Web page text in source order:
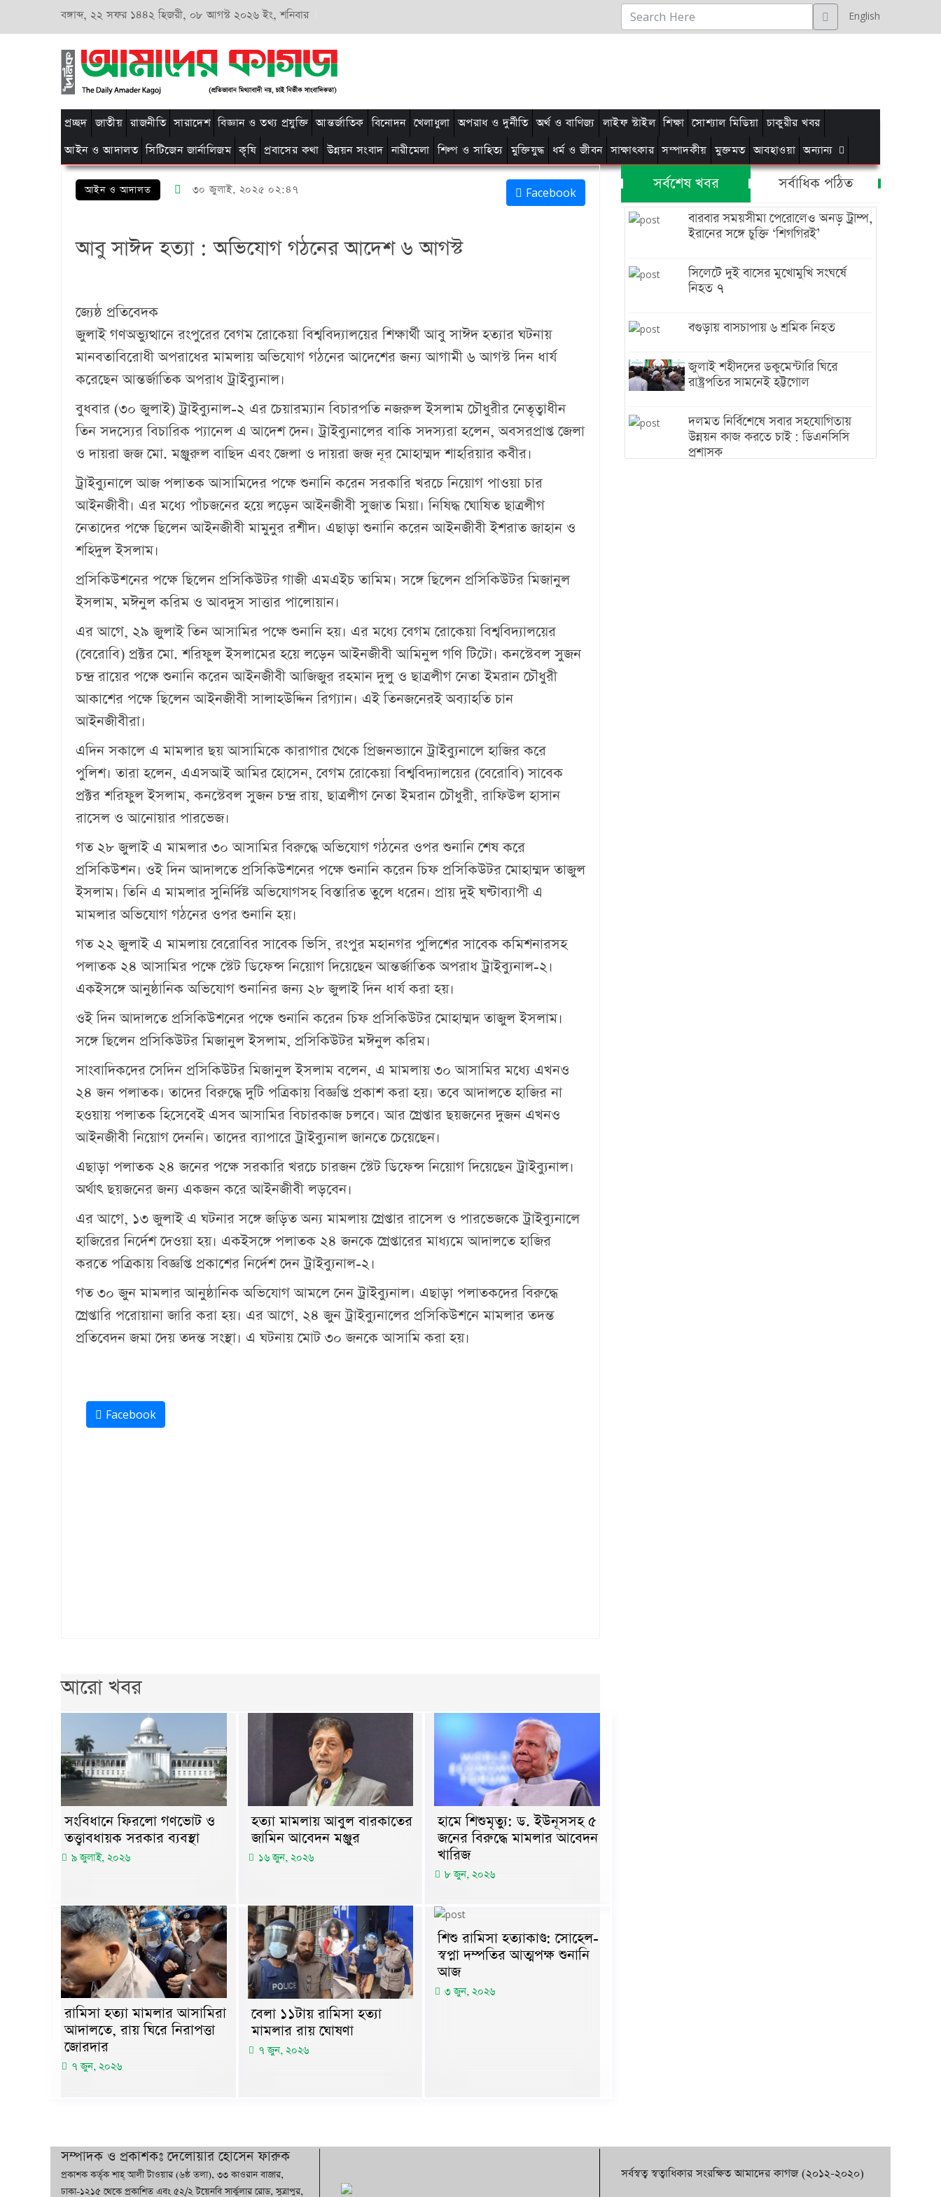
বঙ্গাব্দ, ২২ সফর ১৪৪২ হিজরী, ০৮ আগস্ট ২০২৬ ইং, শনিবার English
প্রচ্ছদ জাতীয় রাজনীতি সারাদেশ বিজ্ঞান ও তথ্য প্রযুক্তি আন্তর্জাতিক বিনোদন খেলাধুলা অপরাধ ও দুর্নীতি অর্থ ও বাণিজ্য লাইফ স্টাইল শিক্ষা সোশ্যাল মিডিয়া চাকুরীর খবর
আইন ও আদালত সিটিজেন জার্নালিজম কৃষি প্রবাসের কথা উন্নয়ন সংবাদ নারীমেলা শিল্প ও সাহিত্য মুক্তিযুদ্ধ ধর্ম ও জীবন সাক্ষাৎকার সম্পাদকীয় মুক্তমত আবহাওয়া অন্যান্য
আইন ও আদালত ৩০ জুলাই, ২০২৫ ০২:৪৭ Facebook
আবু সাঈদ হত্যা : অভিযোগ গঠনের আদেশ ৬ আগস্ট
জ্যেষ্ঠ প্রতিবেদক
জুলাই গণঅভ্যুত্থানে রংপুরের বেগম রোকেয়া বিশ্ববিদ্যালয়ের শিক্ষার্থী আবু সাঈদ হত্যার ঘটনায়
মানবতাবিরোধী অপরাধের মামলায় অভিযোগ গঠনের আদেশের জন্য আগামী ৬ আগস্ট দিন ধার্য
করেছেন আন্তর্জাতিক অপরাধ ট্রাইব্যুনাল।
বুধবার (৩০ জুলাই) ট্রাইব্যুনাল-২ এর চেয়ারম্যান বিচারপতি নজরুল ইসলাম চৌধুরীর নেতৃত্বাধীন
তিন সদস্যের বিচারিক প্যানেল এ আদেশ দেন। ট্রাইব্যুনালের বাকি সদস্যরা হলেন, অবসরপ্রাপ্ত জেলা
ও দায়রা জজ মো. মঞ্জুরুল বাছিদ এবং জেলা ও দায়রা জজ নূর মোহাম্মদ শাহরিয়ার কবীর।
ট্রাইব্যুনালে আজ পলাতক আসামিদের পক্ষে শুনানি করেন সরকারি খরচে নিয়োগ পাওয়া চার
আইনজীবী। এর মধ্যে পাঁচজনের হয়ে লড়েন আইনজীবী সুজাত মিয়া। নিষিদ্ধ ঘোষিত ছাত্রলীগ
নেতাদের পক্ষে ছিলেন আইনজীবী মামুনুর রশীদ। এছাড়া শুনানি করেন আইনজীবী ইশরাত জাহান ও
শহিদুল ইসলাম।
প্রসিকিউশনের পক্ষে ছিলেন প্রসিকিউটর গাজী এমএইচ তামিম। সঙ্গে ছিলেন প্রসিকিউটর মিজানুল
ইসলাম, মঈনুল করিম ও আবদুস সাত্তার পালোয়ান।
এর আগে, ২৯ জুলাই তিন আসামির পক্ষে শুনানি হয়। এর মধ্যে বেগম রোকেয়া বিশ্ববিদ্যালয়ের
(বেরোবি) প্রক্টর মো. শরিফুল ইসলামের হয়ে লড়েন আইনজীবী আমিনুল গণি টিটো। কনস্টেবল সুজন
চন্দ্র রায়ের পক্ষে শুনানি করেন আইনজীবী আজিজুর রহমান দুলু ও ছাত্রলীগ নেতা ইমরান চৌধুরী
আকাশের পক্ষে ছিলেন আইনজীবী সালাহউদ্দিন রিগ্যান। এই তিনজনেরই অব্যাহতি চান
আইনজীবীরা।
এদিন সকালে এ মামলার ছয় আসামিকে কারাগার থেকে প্রিজনভ্যানে ট্রাইব্যুনালে হাজির করে
পুলিশ। তারা হলেন, এএসআই আমির হোসেন, বেগম রোকেয়া বিশ্ববিদ্যালয়ের (বেরোবি) সাবেক
প্রক্টর শরিফুল ইসলাম, কনস্টেবল সুজন চন্দ্র রায়, ছাত্রলীগ নেতা ইমরান চৌধুরী, রাফিউল হাসান
রাসেল ও আনোয়ার পারভেজ।
গত ২৮ জুলাই এ মামলার ৩০ আসামির বিরুদ্ধে অভিযোগ গঠনের ওপর শুনানি শেষ করে
প্রসিকিউশন। ওই দিন আদালতে প্রসিকিউশনের পক্ষে শুনানি করেন চিফ প্রসিকিউটর মোহাম্মদ তাজুল
ইসলাম। তিনি এ মামলার সুনির্দিষ্ট অভিযোগসহ বিস্তারিত তুলে ধরেন। প্রায় দুই ঘণ্টাব্যাপী এ
মামলার অভিযোগ গঠনের ওপর শুনানি হয়।
গত ২২ জুলাই এ মামলায় বেরোবির সাবেক ভিসি, রংপুর মহানগর পুলিশের সাবেক কমিশনারসহ
পলাতক ২৪ আসামির পক্ষে স্টেট ডিফেন্স নিয়োগ দিয়েছেন আন্তর্জাতিক অপরাধ ট্রাইব্যুনাল-২।
একইসঙ্গে আনুষ্ঠানিক অভিযোগ শুনানির জন্য ২৮ জুলাই দিন ধার্য করা হয়।
ওই দিন আদালতে প্রসিকিউশনের পক্ষে শুনানি করেন চিফ প্রসিকিউটর মোহাম্মদ তাজুল ইসলাম।
সঙ্গে ছিলেন প্রসিকিউটর মিজানুল ইসলাম, প্রসিকিউটর মঈনুল করিম।
সাংবাদিকদের সেদিন প্রসিকিউটর মিজানুল ইসলাম বলেন, এ মামলায় ৩০ আসামির মধ্যে এখনও
২৪ জন পলাতক। তাদের বিরুদ্ধে দুটি পত্রিকায় বিজ্ঞপ্তি প্রকাশ করা হয়। তবে আদালতে হাজির না
হওয়ায় পলাতক হিসেবেই এসব আসামির বিচারকাজ চলবে। আর গ্রেপ্তার ছয়জনের দুজন এখনও
আইনজীবী নিয়োগ দেননি। তাদের ব্যাপারে ট্রাইব্যুনাল জানতে চেয়েছেন।
এছাড়া পলাতক ২৪ জনের পক্ষে সরকারি খরচে চারজন স্টেট ডিফেন্স নিয়োগ দিয়েছেন ট্রাইব্যুনাল।
অর্থাৎ ছয়জনের জন্য একজন করে আইনজীবী লড়বেন।
এর আগে, ১৩ জুলাই এ ঘটনার সঙ্গে জড়িত অন্য মামলায় গ্রেপ্তার রাসেল ও পারভেজকে ট্রাইব্যুনালে
হাজিরের নির্দেশ দেওয়া হয়। একইসঙ্গে পলাতক ২৪ জনকে গ্রেপ্তারের মাধ্যমে আদালতে হাজির
করতে পত্রিকায় বিজ্ঞপ্তি প্রকাশের নির্দেশ দেন ট্রাইব্যুনাল-২।
গত ৩০ জুন মামলার আনুষ্ঠানিক অভিযোগ আমলে নেন ট্রাইব্যুনাল। এছাড়া পলাতকদের বিরুদ্ধে
গ্রেপ্তারি পরোয়ানা জারি করা হয়। এর আগে, ২৪ জুন ট্রাইব্যুনালের প্রসিকিউশনে মামলার তদন্ত
প্রতিবেদন জমা দেয় তদন্ত সংস্থা। এ ঘটনায় মোট ৩০ জনকে আসামি করা হয়।
Facebook
আরো খবর
সংবিধানে ফিরলো গণভোট ও
তত্ত্বাবধায়ক সরকার ব্যবস্থা
৯ জুলাই, ২০২৬
হত্যা মামলায় আবুল বারকাতের
জামিন আবেদন মঞ্জুর
১৬ জুন, ২০২৬
হামে শিশুমৃত্যু: ড. ইউনূসসহ ৫
জনের বিরুদ্ধে মামলার আবেদন
খারিজ
৮ জুন, ২০২৬
রামিসা হত্যা মামলার আসামিরা
আদালতে, রায় ঘিরে নিরাপত্তা
জোরদার
৭ জুন, ২০২৬
বেলা ১১টায় রামিসা হত্যা
মামলার রায় ঘোষণা
৭ জুন, ২০২৬
শিশু রামিসা হত্যাকাণ্ড: সোহেল-
স্বপ্না দম্পতির আত্মপক্ষ শুনানি
আজ
৩ জুন, ২০২৬
সর্বশেষ খবর সর্বাধিক পঠিত
বারবার সময়সীমা পেরোলেও অনড় ট্রাম্প,
ইরানের সঙ্গে চুক্তি ‘শিগগিরই’
সিলেটে দুই বাসের মুখোমুখি সংঘর্ষে
নিহত ৭
বগুড়ায় বাসচাপায় ৬ শ্রমিক নিহত
জুলাই শহীদদের ডকুমেন্টারি ঘিরে
রাষ্ট্রপতির সামনেই হট্টগোল
দলমত নির্বিশেষে সবার সহযোগিতায়
উন্নয়ন কাজ করতে চাই : ডিএনসিসি
প্রশাসক
সম্পাদক ও প্রকাশকঃ দেলোয়ার হোসেন ফারুক
প্রকাশক কর্তৃক শাহ্ আলী টাওয়ার (৬ষ্ঠ তলা), ৩৩ কাওরান বাজার,
ঢাকা-১২১৫ থেকে প্রকাশিত এবং ৫২/২ টয়েনবি সার্কুলার রোড, সুত্রাপুর,
সর্বস্বত্ব স্বত্বাধিকার সংরক্ষিত আমাদের কাগজ (২০১২-২০২০)